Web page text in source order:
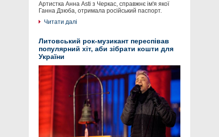
Артистка Анна Asti з Черкас, справжнє ім'я якої
Ганна Дзюба, отримала російський паспорт.
Читати далі
Литовський рок-музикант переспівав
популярний хіт, аби зібрати кошти для
України